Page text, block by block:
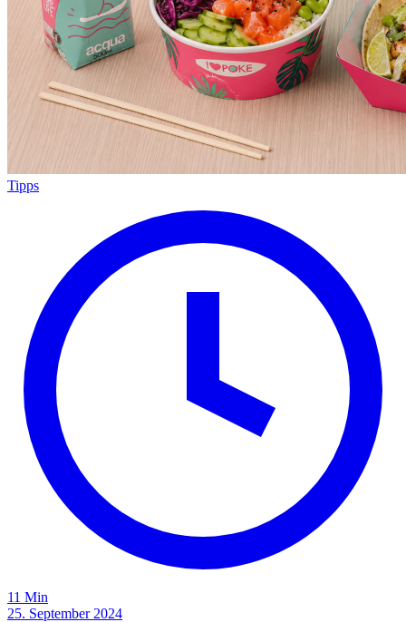
Tipps
11 Min
25. September 2024